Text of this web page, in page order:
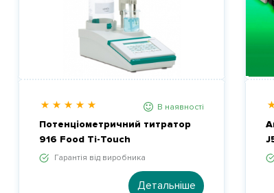
В наявності
Потенціометричний титратор
916 Food Ti-Touch
Гарантія від виробника
Детальніше